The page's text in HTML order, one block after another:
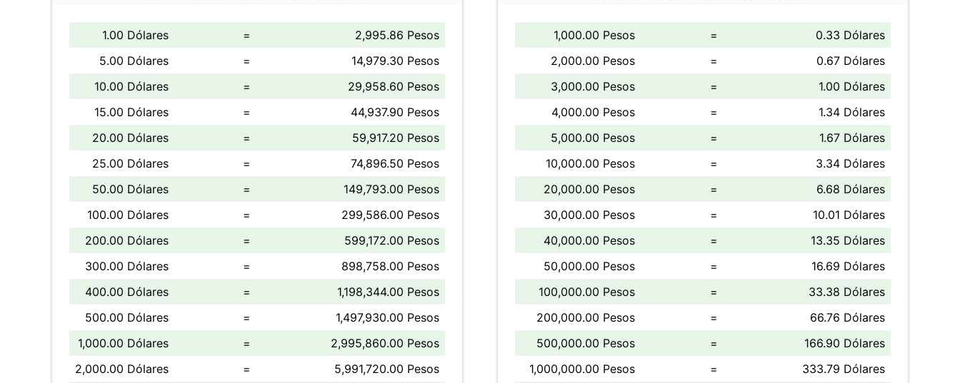
1.00 Dólares =
2,995.86 Pesos
5.00 Dólares
=
14,979.30 Pesos
10.00 Dólares
=
29,958.60 Pesos
15.00 Dólares
=
44,937.90 Pesos
20.00 Dólares
=
59,917.20 Pesos
25.00 Dólares
=
74,896.50 Pesos
50.00 Dólares
=
149,793.00 Pesos
100.00 Dólares
=
299,586.00 Pesos
200.00 Dólares
=
599,172.00 Pesos
300.00 Dólares
=
898,758.00 Pesos
400.00 Dólares
=
1,198,344.00 Pesos
500.00 Dólares
=
1,497,930.00 Pesos
1,000.00 Dólares
=
2,995,860.00 Pesos
2,000.00 Dólares
= 5,991,720.00 Pesos
1,000.00 Pesos =
0.33 Dólares
2,000.00 Pesos
=
0.67 Dólares
3,000.00 Pesos
=
1.00 Dólares
4,000.00 Pesos
=
1.34 Dólares
5,000.00 Pesos
=
1.67 Dólares
10,000.00 Pesos
=
3.34 Dólares
20,000.00 Pesos
=
6.68 Dólares
30,000.00 Pesos
=
10.01 Dólares
40,000.00 Pesos
=
13.35 Dólares
50,000.00 Pesos
=
16.69 Dólares
100,000.00 Pesos
=
33.38 Dólares
200,000.00 Pesos
=
66.76 Dólares
500,000.00 Pesos
=
166.90 Dólares
1,000,000.00 Pesos
= 333.79 Dólares